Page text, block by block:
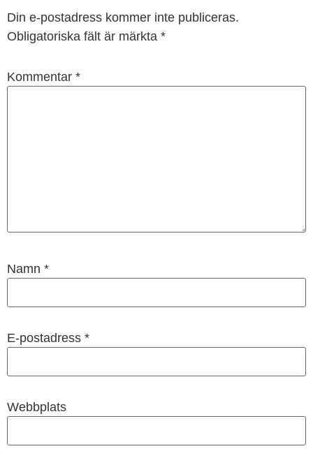
Din e-postadress kommer inte publiceras.
Obligatoriska fält är märkta *
Kommentar *
Namn *
E-postadress *
Webbplats